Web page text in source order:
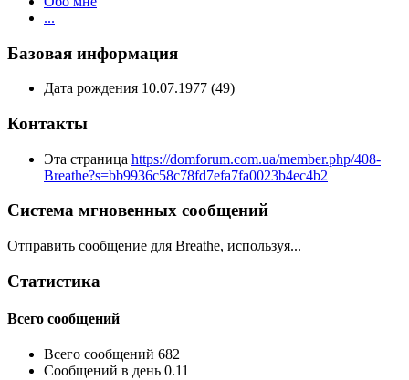
...
Базовая информация
Дата рождения 10.07.1977 (49)
Контакты
Эта страница https://domforum.com.ua/member.php/408-
Breathe?s=bb9936c58c78fd7efa7fa0023b4ec4b2
Система мгновенных сообщений
Отправить сообщение для Breathe, используя...
Статистика
Всего сообщений
Всего сообщений 682
Сообщений в день 0.11